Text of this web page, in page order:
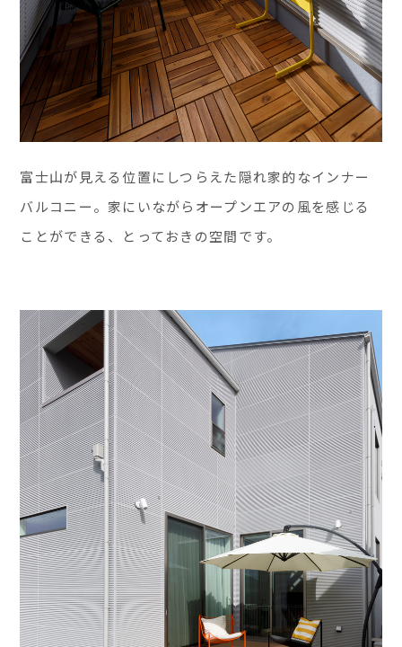
富士山が見える位置にしつらえた隠れ家的なインナー
バルコニー。家にいながらオープンエアの風を感じる
ことができる、とっておきの空間です。